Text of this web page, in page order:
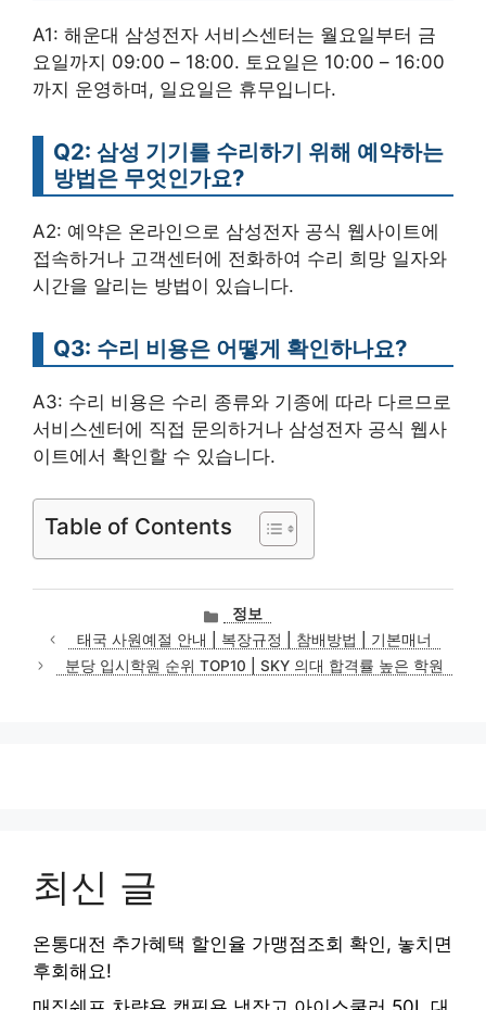
A1: 해운대 삼성전자 서비스센터는 월요일부터 금
요일까지 09:00 – 18:00. 토요일은 10:00 – 16:00
까지 운영하며, 일요일은 휴무입니다.
Q2: 삼성 기기를 수리하기 위해 예약하는
방법은 무엇인가요?
A2: 예약은 온라인으로 삼성전자 공식 웹사이트에
접속하거나 고객센터에 전화하여 수리 희망 일자와
시간을 알리는 방법이 있습니다.
Q3: 수리 비용은 어떻게 확인하나요?
A3: 수리 비용은 수리 종류와 기종에 따라 다르므로
서비스센터에 직접 문의하거나 삼성전자 공식 웹사
이트에서 확인할 수 있습니다.
Table of Contents
카
테
고
리
정보
태국 사원예절 안내 | 복장규정 | 참배방법 | 기본매너
분당 입시학원 순위 TOP10 | SKY 의대 합격률 높은 학원
최신 글
온통대전 추가혜택 할인율 가맹점조회 확인, 놓치면
후회해요!